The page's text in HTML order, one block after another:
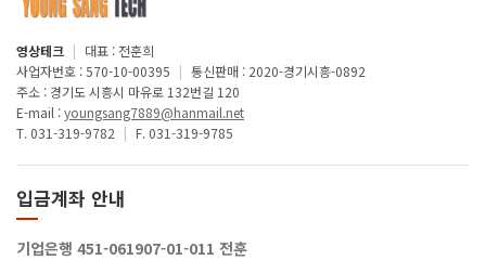
영상테크 | 대표 : 전훈희
사업자번호 : 570-10-00395 | 통신판매 : 2020-경기시흥-0892
주소 : 경기도 시흥시 마유로 132번길 120
E-mail :youngsang7889@hanmail.net
T. 031-319-9782 | F. 031-319-9785
입금계좌 안내
기업은행 451-061907-01-011 전훈